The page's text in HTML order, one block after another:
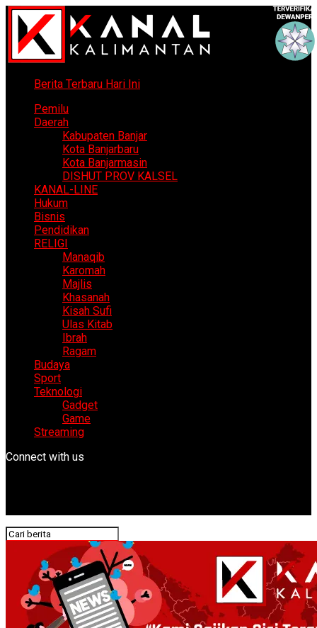
Berita Terbaru Hari Ini
Pemilu
Daerah
Kabupaten Banjar
Kota Banjarbaru
Kota Banjarmasin
DISHUT PROV KALSEL
KANAL-LINE
Hukum
Bisnis
Pendidikan
RELIGI
Manaqib
Karomah
Majlis
Khasanah
Kisah Sufi
Ulas Kitab
Ibrah
Ragam
Budaya
Sport
Teknologi
Gadget
Game
Streaming
Connect with us